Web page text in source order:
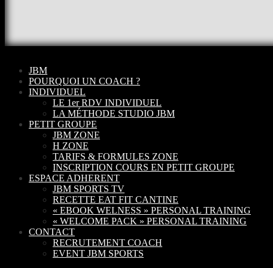
JBM
POURQUOI UN COACH ?
INDIVIDUEL
LE 1er RDV INDIVIDUEL
LA MÉTHODE STUDIO JBM
PETIT GROUPE
JBM ZONE
H ZONE
TARIFS & FORMULES ZONE
INSCRIPTION COURS EN PETIT GROUPE
ESPACE ADHERENT
JBM SPORTS TV
RECETTE EAT FIT CANTINE
« EBOOK WELNESS » PERSONAL TRAINING
« WELCOME PACK » PERSONAL TRAINING
CONTACT
RECRUTEMENT COACH
EVENT JBM SPORTS